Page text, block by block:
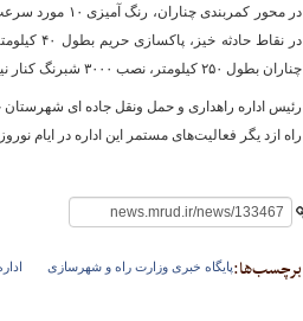
چناران بطول ۲۵۰ کیلومتر، نصب ۳۰۰۰ شبرنگ کنار نیوجرسی و نصب علائم بتعداد ۱۰۰ عدد از اقدامات بخش ایمنی بوده است.
رئیس اداره راهداری و حمل ونقل جاده ای شهرستان
برچسب‌ها:پایگاه خبری وزارت راه و شهرسازی